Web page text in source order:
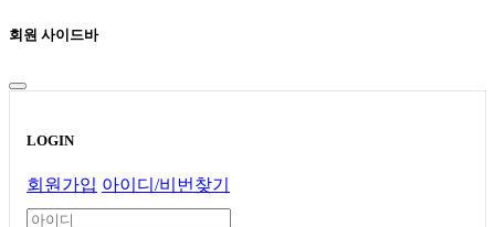
회원 사이드바
LOGIN
회원가입 아이디/비번찾기